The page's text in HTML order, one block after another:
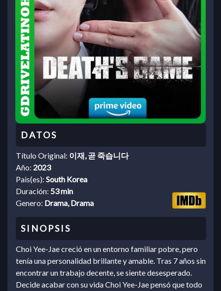
Título Original: 이재, 곧 죽습니다
Año: 2023
Pais(es): South Korea
Duración: 53 min
Genero: Drama, Drama
Choi Yee-Jae creció en un entorno familiar pobre, pero
tenía una personalidad brillante y amable. Tras 7 años sin
encontrar un trabajo decente, se siente desesperado.
Decide acabar con su vida Choi Yee-Jae pensó que todo